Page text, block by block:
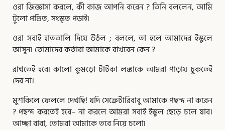
ওরা জিজ্ঞাসা করলে, কী কাজ আপনি করেন ? তিনি বললেন, আমি
টুলাে পণ্ডিত, সংস্কৃত পড়াই৷
ওরা সবাই হাততালি দিয়ে উঠল ; বললে, তা হলে আমাদের ইস্কুলে
আসুন৷ তােমাদের কর্তারা আমাকে রাখবেন কেন ?
রাখতেই হবে৷ কালাে কুমড়াে টাটকা লঙ্কাকে আমরা পাড়ায় ঢুকতেই
দেব না।
মুশকিলে ফেললে দেখছি! যদি সেক্রেটারিবাবু আমাকে পছন্দ না করেন
? পছন্দ করতেই হবে– না করলে আমরা সবাই ইস্কুল ছেড়ে চলে যাব।
আচ্ছা বাবা, তােমরা আমাকে তবে নিয়ে চলাে৷